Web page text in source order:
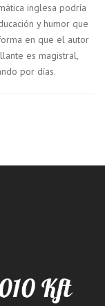
inglesa podría
y humor que
en que el autor
es magistral,
por días.